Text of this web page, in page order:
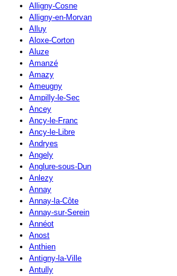
Alligny-Cosne
Alligny-en-Morvan
Alluy
Aloxe-Corton
Aluze
Amanzé
Amazy
Ameugny
Ampilly-le-Sec
Ancey
Ancy-le-Franc
Ancy-le-Libre
Andryes
Angely
Anglure-sous-Dun
Anlezy
Annay
Annay-la-Côte
Annay-sur-Serein
Annéot
Anost
Anthien
Antigny-la-Ville
Antully